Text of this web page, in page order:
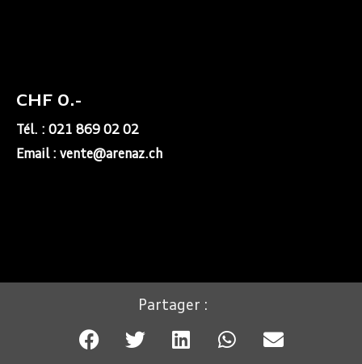
CHF 0.-
Tél. : 021 869 02 02
Email : vente@arenaz.ch
Partager :